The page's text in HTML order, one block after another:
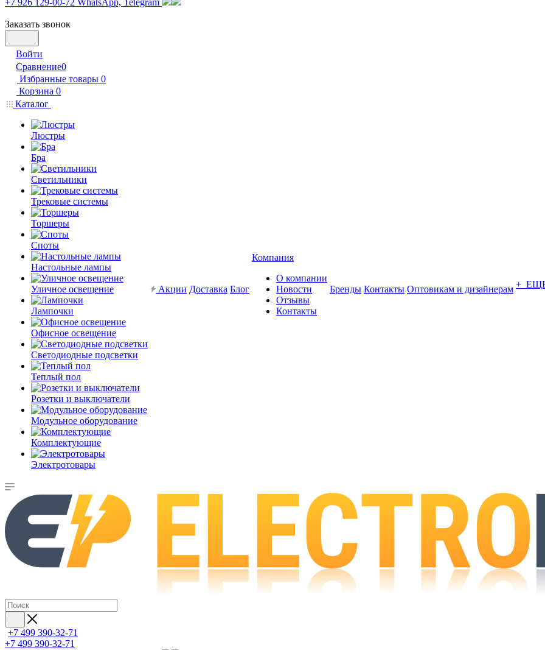
+7 926 129-00-72 WhatsApp, Telegram
Заказать звонок
Войти
Сравнение0
Избранные товары 0
Корзина 0
Каталог
Люстры
Бра
Светильники
Трековые системы
Торшеры
Споты
Настольные лампы
Уличное освещение
Лампочки
Офисное освещение
Светодиодные подсветки
Теплый пол
Розетки и выключатели
Модульное оборудование
Комплектующие
Электротовары
Акции Доставка Блог
Компания
О компании
Новости
Отзывы
Контакты
Бренды Контакты Оптовикам и дизайнерам +
+7 499 390-32-71
+7 499 390-32-71